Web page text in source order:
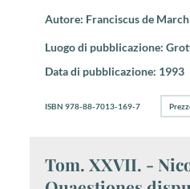
Autore: Franciscus de
Luogo di pubblicazione:
Data di pubblicazione: 1993
ISBN 978-88-7013-169-7
Tom. XXVII. -